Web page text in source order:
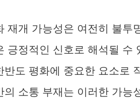
재개 가능성은 여전히 불투
긍정적인 신호로 해석될 수
반도 평화에 중요한 요소로
의 소통 부재는 이러한 가능